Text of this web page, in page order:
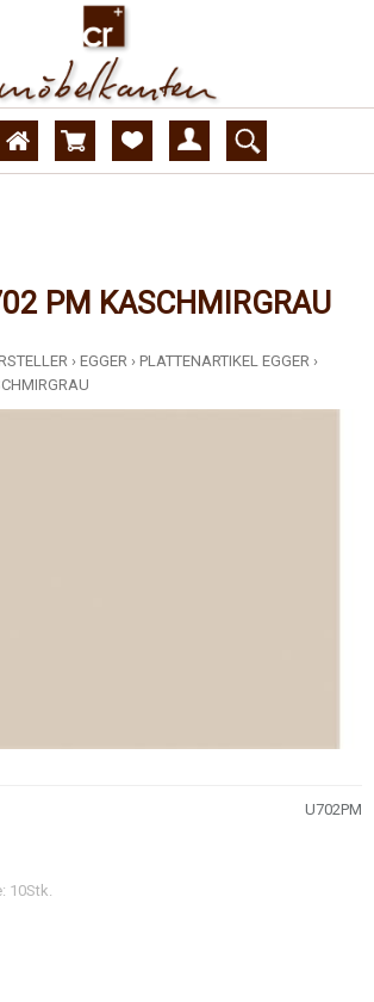
PM KASCHMIRGRAU
› EGGER › PLATTENARTIKEL EGGER ›
U702PM
10Stk.